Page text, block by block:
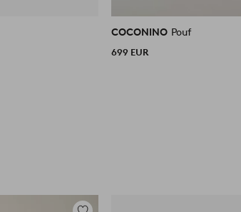
COCONINO Pouf
699 EUR